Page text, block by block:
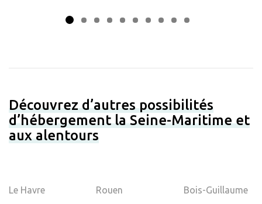
Découvrez d’autres possibilités
d’hébergement la Seine-Maritime et
aux alentours
Le Havre Rouen Bois-Guillaume